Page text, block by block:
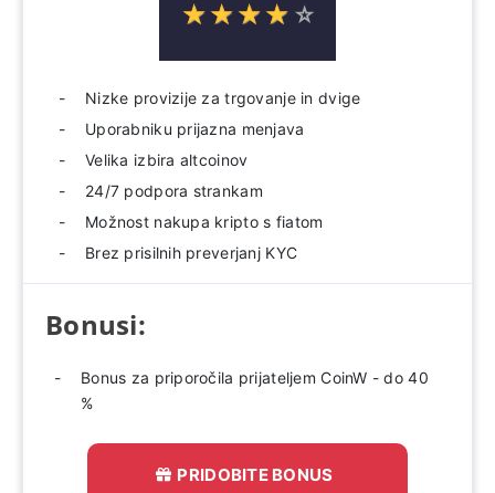
☆☆☆☆ ☆
★★★★ ★
Nizke provizije za trgovanje in dvige
Uporabniku prijazna menjava
Velika izbira altcoinov
24/7 podpora strankam
Možnost nakupa kripto s fiatom
Brez prisilnih preverjanj KYC
Bonusi:
Bonus za priporočila prijateljem CoinW - do 40
%
PRIDOBITE BONUS